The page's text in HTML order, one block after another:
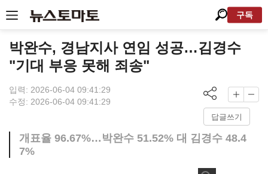
구독
박완수, 경남지사 연임 성공…김경수
"기대 부응 못해 죄송"
입력: 2026-06-04 09:41:29
수정: 2026-06-04 09:41:29
답글쓰기
개표율 96.67%…박완수 51.52% 대 김경수 48.4
7%